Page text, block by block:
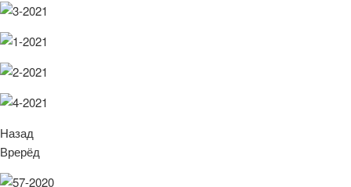
Назад
Врерёд